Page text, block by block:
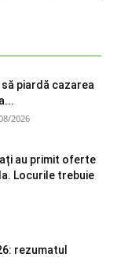
piardă cazarea
2026
au primit oferte
Locurile trebuie
rezumatul